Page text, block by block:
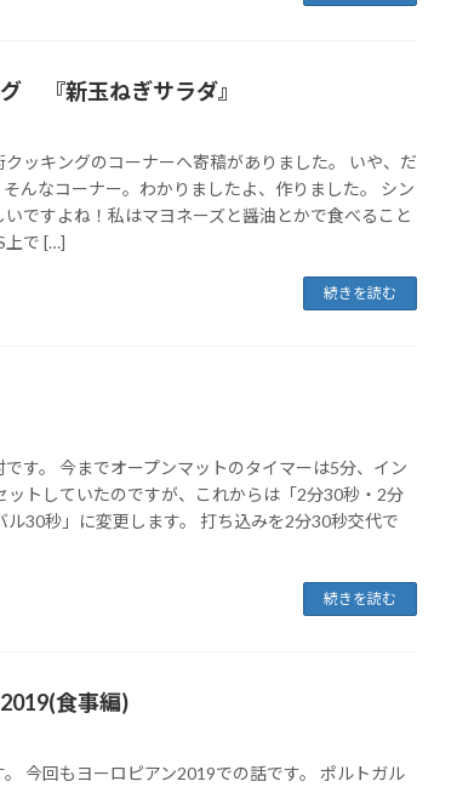
『新玉ねぎサラダ』
ッキングのコーナーへ寄稿がありました。 いや、だ
んなコーナー。わかりましたよ、作りました。 シン
ですよね！私はマヨネーズと醤油とかで食べること
上で […]
続きを読む
です。 今までオープンマットのタイマーは5分、イン
ットしていたのですが、これからは「2分30秒・2分
ル30秒」に変更します。 打ち込みを2分30秒交代で
続きを読む
食事編)
。 今回もヨーロピアン2019での話です。 ポルトガル